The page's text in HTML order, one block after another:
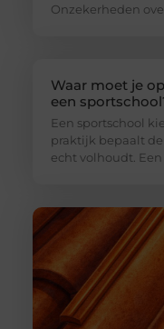
Onzekerheden
Waar moet je
een
Een sportschool
praktijk bepaalt
echt volhoudt. Een